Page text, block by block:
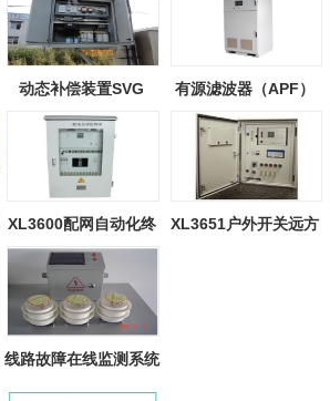
动态补偿装置SVG 有源滤波器（APF）
XL3600配网自动化终
端装置
XL3651户外开关远方
线路故障在线监测系统